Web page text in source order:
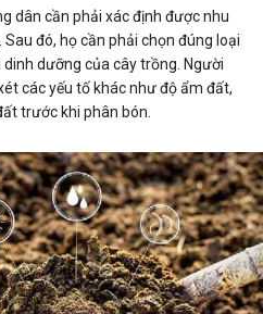
dân cần phải xác định được nhu
đó, họ cần phải chọn đúng loại
dưỡng của cây trồng. Người
các yếu tố khác như độ ẩm đất,
trước khi phân bón.